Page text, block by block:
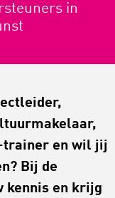
in
trainer en wil jij
Bij de
en krijg